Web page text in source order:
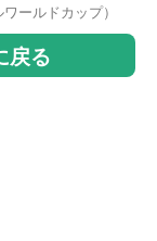
ールドカップ）
戻る